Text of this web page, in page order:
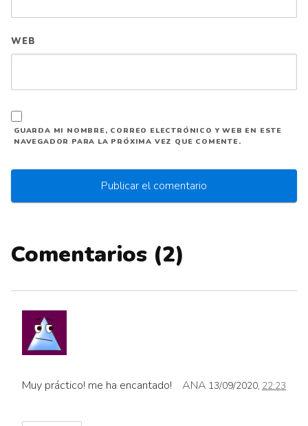
WEB
GUARDA MI NOMBRE, CORREO ELECTRÓNICO Y WEB EN ESTE
NAVEGADOR PARA LA PRÓXIMA VEZ QUE COMENTE.
Comentarios (2)
ANA 13/09/2020, 22:23
Muy práctico! me ha encantado!